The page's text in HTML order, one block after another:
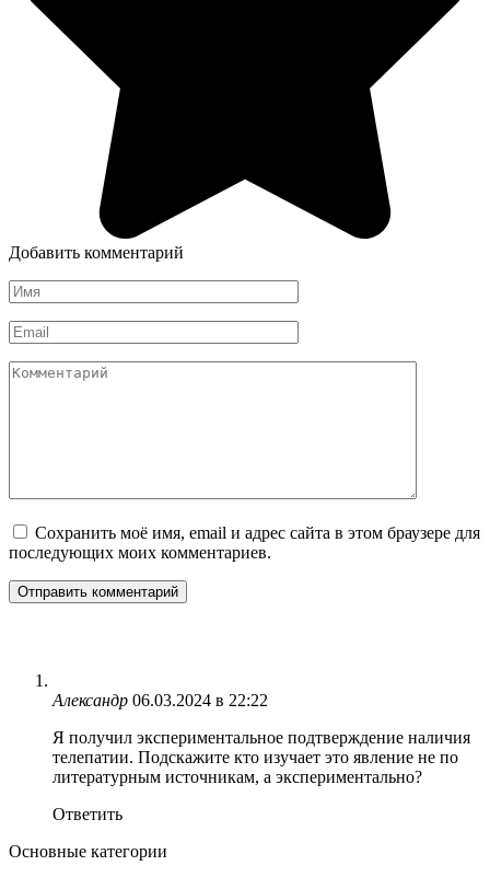
Добавить комментарий
Имя
*
Email
*
Комментарий
Сохранить моё имя, email и адрес сайта в этом браузере для
последующих моих комментариев.
Александр 06.03.2024 в 22:22
Я получил экспериментальное подтверждение наличия
телепатии. Подскажите кто изучает это явление не по
литературным источникам, а экспериментально?
Ответить
Основные категории